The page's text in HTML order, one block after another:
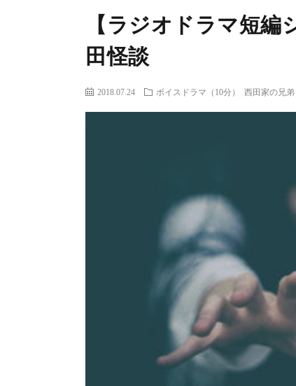
【ラジオドラマ短
田怪談
2018.07.24 ボイスドラマ（10分） 西田家の兄弟